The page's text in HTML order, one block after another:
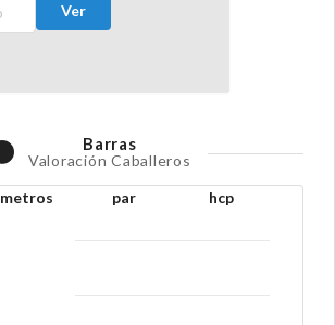
Ver
Barras
Valoración Caballeros
metros par hcp